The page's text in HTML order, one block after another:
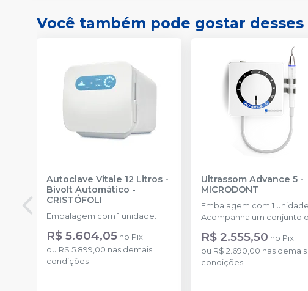
Você também pode gostar desses
Autoclave Vitale 12 Litros -
Bivolt Automático -
CRISTÓFOLI
Embalagem com 1 unidade.
R$ 5.604,05 no Pix
ou R$ 5.899,00 nas demais
condições
Ultrassom Advance 5 -
MICRODONT
Embalagem com 1 unidade.
Acompanha um conjunto
pontas G1, 1 ponta G2, 1
G4 e 1 ponta P1.
R$ 2.555,50 no Pix
ou R$ 2.690,00 nas demais
condições